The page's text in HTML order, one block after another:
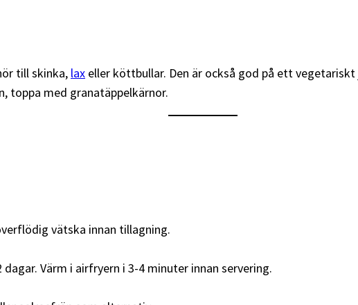
till skinka, lax eller köttbullar. Den är också god på ett
toppa med granatäppelkärnor.
vätska innan tillagning.
Värm i airfryern i 3-4 minuter innan servering.